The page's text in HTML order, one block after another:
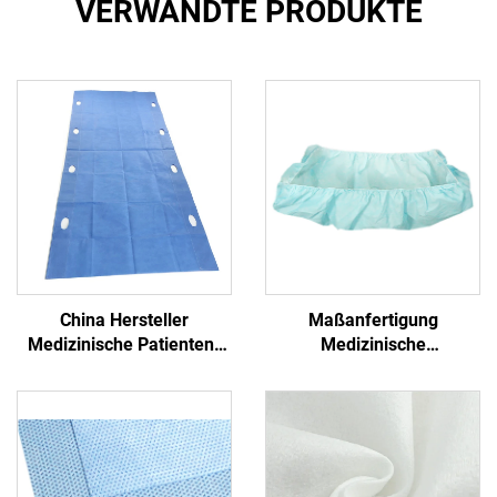
VERWANDTE PRODUKTE
China Hersteller
Medizinische Patienten-
Transfer-Blatt mit Griff
Maßanfertigung
Medizinische
PP+PE Einmalbetttücher
Einmalblaues
Krankenhaus
Einmalbetttuch